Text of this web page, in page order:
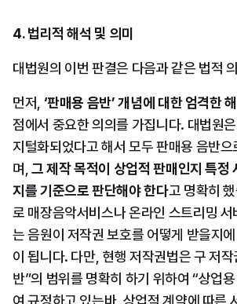
4. 법리적 해석 및 의미
대법원의 이번 판결은 다음과 같은 법적
먼저, ‘판매용 음반’ 개념에 대한 엄격한
점에서 중요한 의의를 가집니다. 대법원
지털화되었다고 해서 모두 판매용 음반으
며, 그 제작 목적이 상업적 판매인지 특정
지를 기준으로 판단해야 한다고 명확히
로 매장음악서비스나 온라인 스트리밍 서
는 음원이 저작권 보호를 어떻게 받을지
이 됩니다. 다만, 현행 저작권법은 구 저
반”의 범위를 명확히 하기 위하여 “상업
여 규정하고 있는바, 상업적 계약에 따른